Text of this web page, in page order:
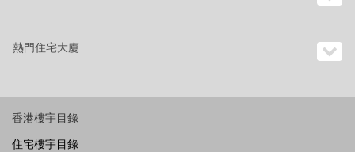
熱門住宅大廈
香港樓宇目錄
住宅樓宇目錄